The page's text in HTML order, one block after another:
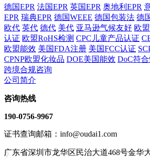
德国EPR 法国EPR 英国EPR 奥地利EPR
EPR 瑞典EPR 德国WEEE 德国包装法 德
欧代 英代 德代 美代 亚马逊气候友好 欧
认证 欧盟RoHS检测 CPC儿童产品认证
欧盟能效 美国FDA注册 美国FCC认证
CPNP欧盟化妆品 DOE美国能效 DoC符
跨境合规咨询
公司简介
咨询热线
190-0756-9967
证书查询邮箱：info@oudai1.com
广东省深圳市龙华区民治大道468号金华